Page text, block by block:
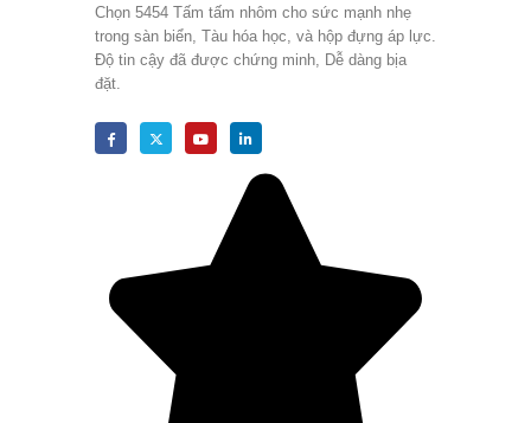
Chọn 5454 Tấm tấm nhôm cho sức mạnh nhẹ
trong sàn biển, Tàu hóa học, và hộp đựng áp lực.
Độ tin cậy đã được chứng minh, Dễ dàng bịa
đặt.